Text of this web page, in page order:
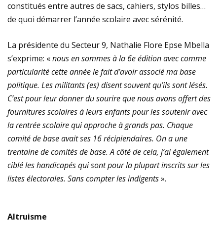
constitués entre autres de sacs, cahiers, stylos billes…
de quoi démarrer l’année scolaire avec sérénité.
La présidente du Secteur 9, Nathalie Flore Epse Mbella
s’exprime: «nous en sommes à la 6e édition avec comme
particularité cette année le fait d’avoir associé ma base
politique. Les militants (es) disent souvent qu’ils sont lésés.
C’est pour leur donner du sourire que nous avons offert des
fournitures scolaires à leurs enfants pour les soutenir avec
la rentrée scolaire qui approche à grands pas. Chaque
comité de base avait ses 16 récipiendaires. On a une
trentaine de comités de base. A côté de cela, j’ai également
ciblé les handicapés qui sont pour la plupart inscrits sur les
listes électorales. Sans compter les indigents».
Altruisme